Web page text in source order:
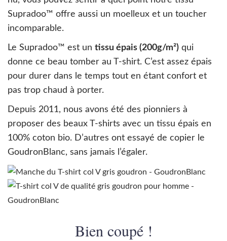
Supradoo™ offre aussi un moelleux et un toucher
incomparable.
Le Supradoo™ est un tissu épais (200g/m²) qui
donne ce beau tomber au T-shirt. C’est assez épais
pour durer dans le temps tout en étant confort et
pas trop chaud à porter.
Depuis 2011, nous avons été des pionniers à
proposer des beaux T-shirts avec un tissu épais en
100% coton bio. D’autres ont essayé de copier le
GoudronBlanc, sans jamais l’égaler.
Bien coupé !